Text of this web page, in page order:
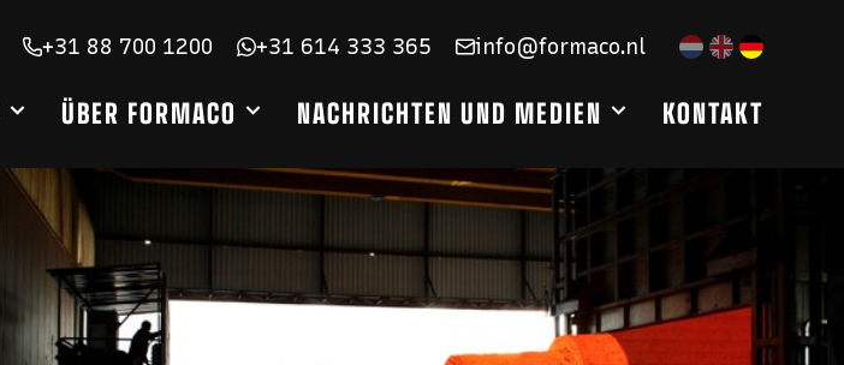
ÜBER FORMACO NACHRICHTEN UND MEDIEN KONTAKT
+31 88 700 1200 +31 614 333 365 info@formaco.nl